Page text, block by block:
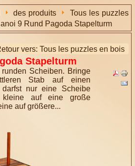
des produits
Tous les puzzles
9 Rund Pagoda Stapelturm
vers: Tous les puzzles en bois
Stapelturm
Scheiben. Bringe
Stab auf einen
darfst nur eine Scheibe
auf eine große
auf größere...